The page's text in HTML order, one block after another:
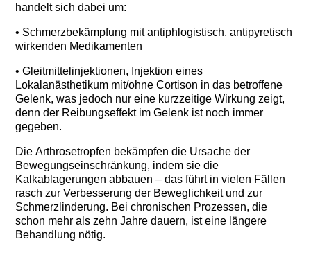
handelt sich dabei um:
• Schmerzbekämpfung mit antiphlogistisch, antipyretisch
wirkenden Medikamenten
• Gleitmittelinjektionen, Injektion eines
Lokalanästhetikum mit/ohne Cortison in das betroffene
Gelenk, was jedoch nur eine kurzzeitige Wirkung zeigt,
denn der Reibungseffekt im Gelenk ist noch immer
gegeben.
DieArthrosetropfen bekämpfen die Ursache der
Bewegungseinschränkung, indem sie die
Kalkablagerungen abbauen – das führt in vielen Fällen
rasch zur Verbesserung der Beweglichkeit und zur
Schmerzlinderung. Bei chronischen Prozessen, die
schon mehr als zehn Jahre dauern, ist eine längere
Behandlung nötig.